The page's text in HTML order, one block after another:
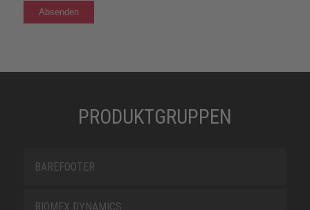
PRODUKTGRUPPEN
BAREFOOTER
BIOMEX DYNAMICS